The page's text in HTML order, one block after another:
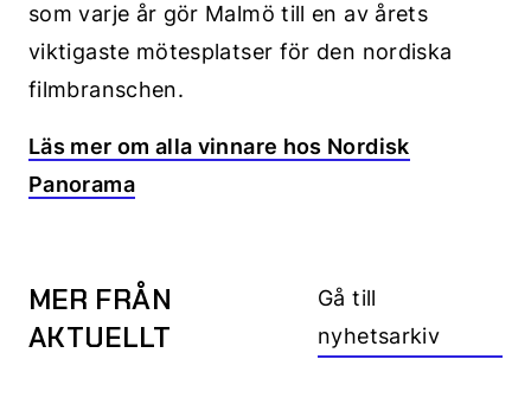
som varje år gör Malmö till en av årets
viktigaste mötesplatser för den nordiska
filmbranschen.
Läs mer om alla vinnare hos Nordisk
Panorama
MER FRÅN
AKTUELLT
Gå till
nyhetsarkiv